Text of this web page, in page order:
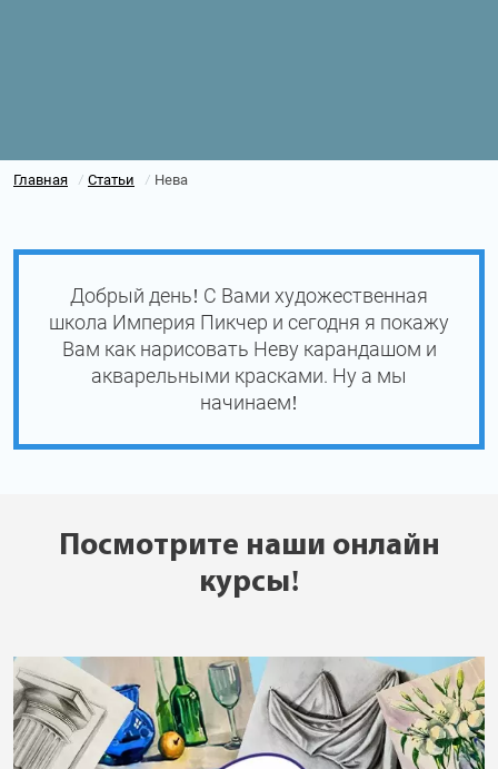
Главная / Статьи / Нева
Добрый день! С Вами художественная
школа Империя Пикчер и сегодня я покажу
Вам как нарисовать Неву карандашом и
акварельными красками. Ну а мы
начинаем!
Посмотрите наши онлайн
курсы!